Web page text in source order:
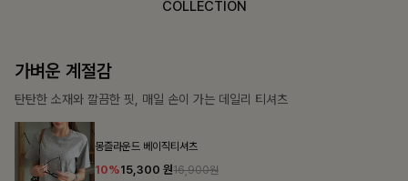
COLLECTION
가장 쉬운 코디
특별한 날부터 일상까지 함께하는 룩